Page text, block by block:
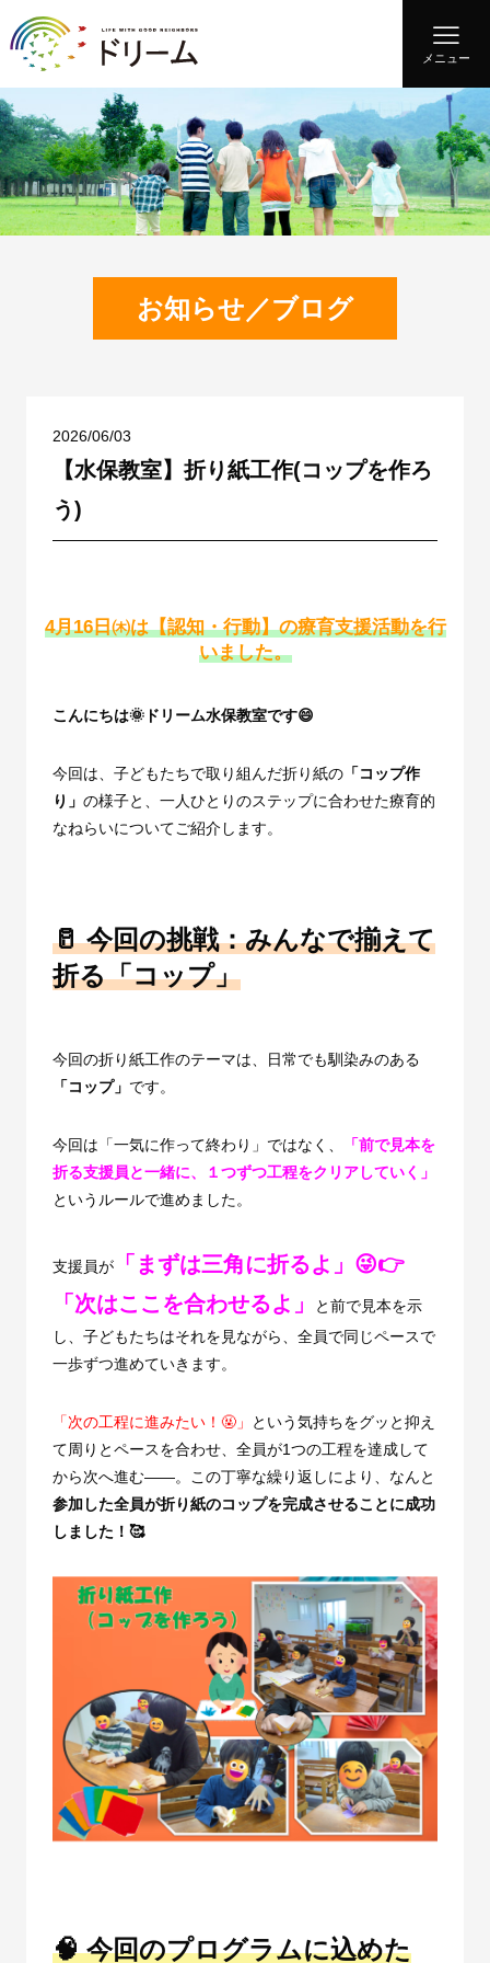
メニュー
お知らせ／ブログ
2026/06/03
【水保教室】折り紙工作(コップを作ろ
う)
4月16日㈭は【認知・行動】の療育支援活動を行
いました。
こんにちは🌞ドリーム水保教室です😄
今回は、子どもたちで取り組んだ折り紙の 「コップ作
り」 の様子と、一人ひとりのステップに合わせた療育的
なねらいについてご紹介します。
🥛 今回の挑戦：みんなで揃えて
折る「コップ」
今回の折り紙工作のテーマは、日常でも馴染みのある
「コップ」 です。
今回は「一気に作って終わり」ではなく、
「前で見本を
折る支援員と一緒に、１つずつ工程をクリアしていく」
というルールで進めました。
支援員が
「まずは三角に折るよ」😜👉
「次はここを合わせるよ」
と前で見本を示
し、子どもたちはそれを見ながら、全員で同じペースで
一歩ずつ進めていきます。
「次の工程に進みたい！🤬」
という気持ちをグッと抑え
て周りとペースを合わせ、全員が1つの工程を達成して
から次へ進む――。この丁寧な繰り返しにより、なんと
参加した全員が折り紙のコップを完成させることに成功
しました！🥰
🧠 今回のプログラムに込めた